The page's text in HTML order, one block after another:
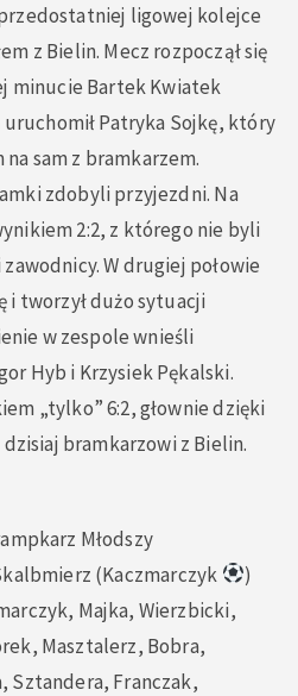
ligowej kolejce
z Bielin. Mecz rozpoczął się
minucie Bartek Kwiatek
Patryka Sojkę, który
sam z bramkarzem.
zdobyli przyjezdni. Na
2:2, z którego nie byli
W drugiej połowie
i tworzył dużo sytuacji
w zespole wnieśli
Hyb i Krzysiek Pękalski.
„tylko” 6:2, głownie dzięki
bramkarzowi z Bielin.
Młodszy
(Kaczmarczyk
)
Majka, Wierzbicki,
Masztalerz, Bobra,
Sztandera, Franczak,